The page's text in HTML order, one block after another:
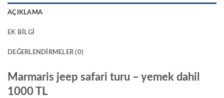
AÇIKLAMA
EK BILGI
DEĞERLENDIRMELER (0)
Marmaris jeep safari turu – yemek dahil
1000 TL